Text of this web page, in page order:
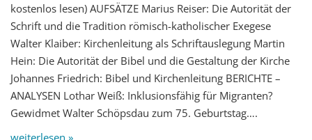
kostenlos lesen) AUFSÄTZE Marius Reiser: Die Autorität der
Schrift und die Tradition römisch-katholischer Exegese
Walter Klaiber: Kirchenleitung als Schriftauslegung Martin
Hein: Die Autorität der Bibel und die Gestaltung der Kirche
Johannes Friedrich: Bibel und Kirchenleitung BERICHTE –
ANALYSEN Lothar Weiß: Inklusionsfähig für Migranten?
Gewidmet Walter Schöpsdau zum 75. Geburtstag….
weiterlesen »